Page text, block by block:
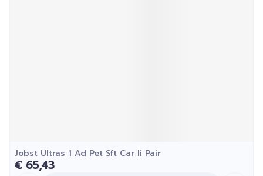
Jobst Ultras 1 Ad Pet Sft Car Ii Pair
€ 65,43